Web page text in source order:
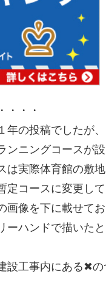
・・・
の投稿でしたが
ニングコースが設
は実際体育館の敷
コースに変更して
像を下に載せてお
ーハンドで描いた
設工事内にある✖